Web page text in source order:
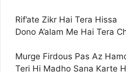
Rif’ate Zikr Hai Tera Hissa
Dono A’alam Me Hai Tera
Murge Firdous Pas Az
Teri Hi Madho Sana Karte